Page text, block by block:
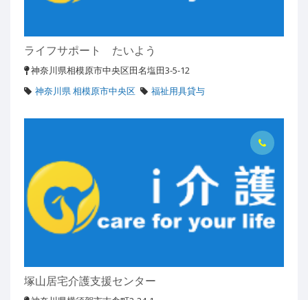
ライフサポート たいよう
神奈川県相模原市中央区田名塩田3-5-12
神奈川県 相模原市中央区
福祉用具貸与
塚山居宅介護支援センター